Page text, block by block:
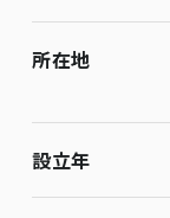
所在地
設立年